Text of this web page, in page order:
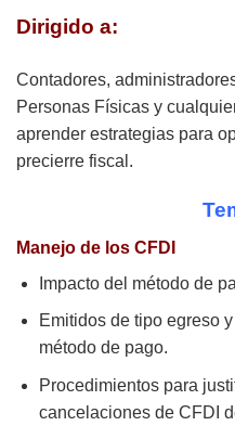
Dirigido a:
Contadores,
Personas Físicas y
aprender estrategias para
precierre fiscal.
Manejo de los CFDI
Impacto del método de
Emitidos de tipo egreso
método de pago.
Procedimientos para
cancelaciones de CFDI